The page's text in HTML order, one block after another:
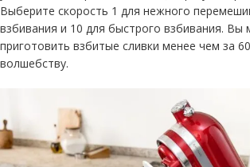
Выберите скорость 1 для нежного
взбивания и 10 для быстрого взбивания. Вы
приготовить взбитые сливки менее чем за
волшебству.